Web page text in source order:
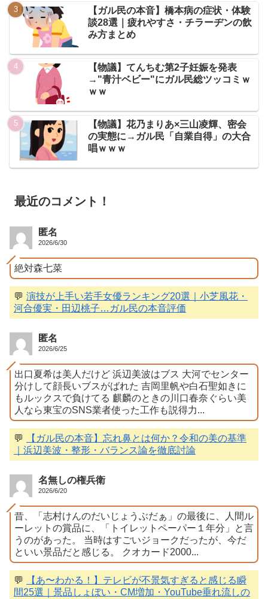
【ガル民の本音】橋本病の症状・体験
談28選｜疲れやすさ・チラーヂンの飲
み方まとめ
【物議】てんちむ第2子妊娠を発表
→"青汁ベビー"にガル民総ツッコミｗ
ｗｗ
【物議】花乃まりあ×三山凌輝、密会
の実態に→ガル民「自業自得」の大合
唱ｗｗｗ
最近のコメント！
匿名
2026/6/30
絶対森七菜
💬 演技が上手い若手女優ランキング20選｜小芝風花・
河合優実・田辺桃子…ガル民の本音評価
匿名
2026/6/25
出口夏希は美人だけど 浜辺美波はブス 大河でセンター
分けして顔長いブスがばれた 吉岡里帆や白石聖如きに
もルックスで負けてる 麒麟のときの川口春奈ぐらい美
人なら東宝のSNS業者使った工作も説得力...
💬
【ガル民の本音】忘れ鼻とは何か？令和の美の基準
｜浜辺美波・整形・バランス論を徹底討論
名無しの権兵衛
2026/6/20
昔、「志村けんのだいじょうぶだぁ」の最後に、人間ル
ーレットの賞品に、「トイレットペーパー１年分」と言
うのがあった。 当時はすごいジョークだったが、今だ
といい景品だと感じる。 クオカード2000...
💬
【あ〜わかる！】テレビが不景気すぎると感じる瞬
間25選｜景品しょぼい・CM増加・YouTube垂れ流しの